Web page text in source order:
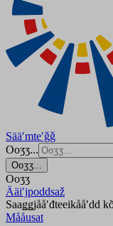
Sääʹmteʹǧǧ
Ooʒʒ...
Ooʒʒ...
Ooʒʒ
Ääiʹjpoddsaž
Saaǥǥjååʹđteeikååʹdd
Mååusat